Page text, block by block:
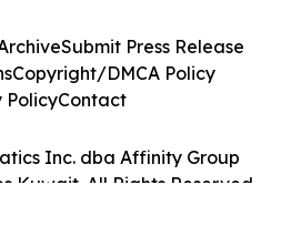
Inc. dba Affinity Group
Kuwait. All Rights Reserved.
Submit Press Release
Copyright/DMCA Policy
PolicyContact